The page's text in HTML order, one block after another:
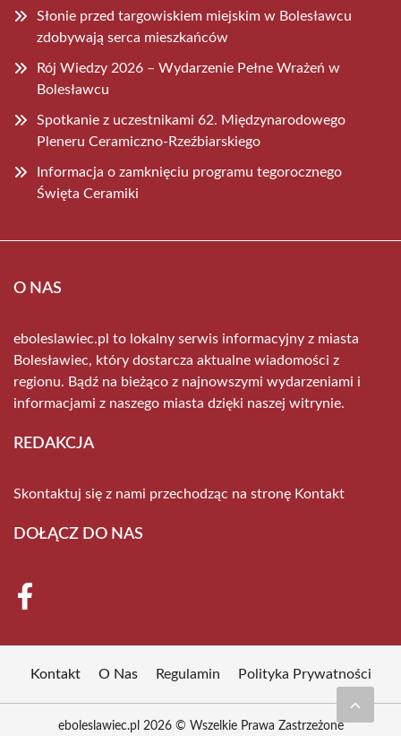
Słonie przed targowiskiem miejskim w Bolesławcu
zdobywają serca mieszkańców
Rój Wiedzy 2026 – Wydarzenie Pełne Wrażeń w
Bolesławcu
Spotkanie z uczestnikami 62. Międzynarodowego
Pleneru Ceramiczno-Rzeźbiarskiego
Informacja o zamknięciu programu tegorocznego
Święta Ceramiki
O NAS
eboleslawiec.pl to lokalny serwis informacyjny z miasta
Bolesławiec, który dostarcza aktualne wiadomości z
regionu. Bądź na bieżąco z najnowszymi wydarzeniami i
informacjami z naszego miasta dzięki naszej witrynie.
REDAKCJA
Skontaktuj się z nami przechodząc na stronę Kontakt
DOŁĄCZ DO NAS
Kontakt O Nas Regulamin Polityka Prywatności
eboleslawiec.pl 2026 © Wszelkie Prawa Zastrzeżone